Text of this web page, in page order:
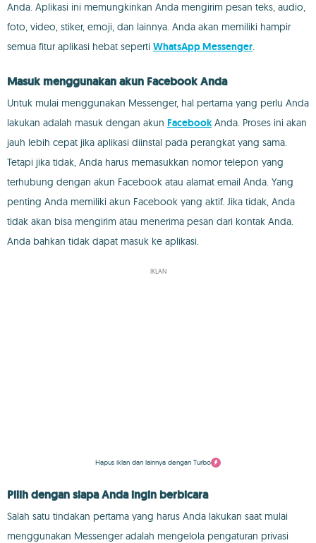
Anda. Aplikasi ini memungkinkan Anda mengirim pesan teks, audio,
foto, video, stiker, emoji, dan lainnya. Anda akan memiliki hampir
semua fitur aplikasi hebat seperti WhatsApp Messenger.
Masuk menggunakan akun Facebook Anda
Untuk mulai menggunakan Messenger, hal pertama yang perlu Anda
lakukan adalah masuk dengan akun FacebookAnda. Proses ini akan
jauh lebih cepat jika aplikasi diinstal pada perangkat yang sama.
Tetapi jika tidak, Anda harus memasukkan nomor telepon yang
terhubung dengan akun Facebook atau alamat email Anda. Yang
penting Anda memiliki akun Facebook yang aktif. Jika tidak, Anda
tidak akan bisa mengirim atau menerima pesan dari kontak Anda.
Anda bahkan tidak dapat masuk ke aplikasi.
IKLAN
Hapus iklan dan lainnya dengan Turbo
Pilih dengan siapa Anda ingin berbicara
Salah satu tindakan pertama yang harus Anda lakukan saat mulai
menggunakan Messenger adalah mengelola pengaturan privasi